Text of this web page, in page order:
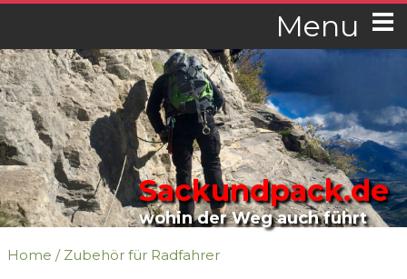
Menu
Sackundpack.de
wohin der Weg auch führt
Home / Zubehör für Radfahrer